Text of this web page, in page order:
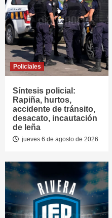
Policiales
Síntesis policial:
Rapiña, hurtos,
accidente de tránsito,
desacato, incautación
de leña
jueves 6 de agosto de 2026